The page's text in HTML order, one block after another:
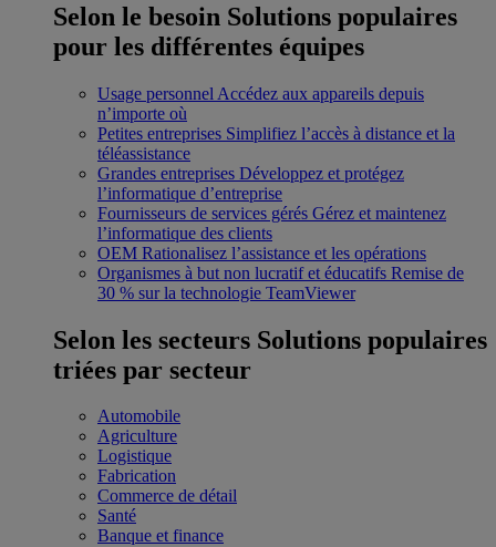
Selon le besoin Solutions populaires
pour les différentes équipes
Usage personnel Accédez aux appareils depuis
n’importe où
Petites entreprises Simplifiez l’accès à distance et la
téléassistance
Grandes entreprises Développez et protégez
l’informatique d’entreprise
Fournisseurs de services gérés Gérez et maintenez
l’informatique des clients
OEM Rationalisez l’assistance et les opérations
Organismes à but non lucratif et éducatifs Remise de
30 % sur la technologie TeamViewer
Selon les secteurs Solutions populaires
triées par secteur
Automobile
Agriculture
Logistique
Fabrication
Commerce de détail
Santé
Banque et finance